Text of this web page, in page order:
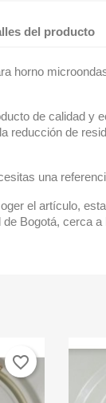
del producto
horno
de calidad y
reducción de
una
el artículo,
Bogotá, cerca
favorite_border